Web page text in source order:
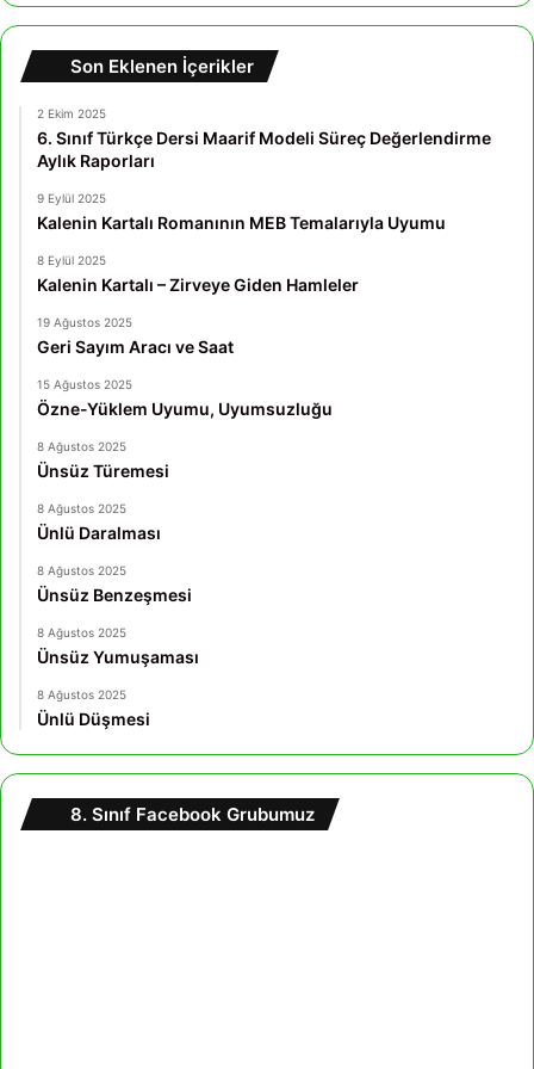
Son Eklenen İçerikler
2 Ekim 2025
6. Sınıf Türkçe Dersi Maarif Modeli Süreç Değerlendirme
Aylık Raporları
9 Eylül 2025
Kalenin Kartalı Romanının MEB Temalarıyla Uyumu
8 Eylül 2025
Kalenin Kartalı – Zirveye Giden Hamleler
19 Ağustos 2025
Geri Sayım Aracı ve Saat
15 Ağustos 2025
Özne-Yüklem Uyumu, Uyumsuzluğu
8 Ağustos 2025
Ünsüz Türemesi
8 Ağustos 2025
Ünlü Daralması
8 Ağustos 2025
Ünsüz Benzeşmesi
8 Ağustos 2025
Ünsüz Yumuşaması
8 Ağustos 2025
Ünlü Düşmesi
8. Sınıf Facebook Grubumuz